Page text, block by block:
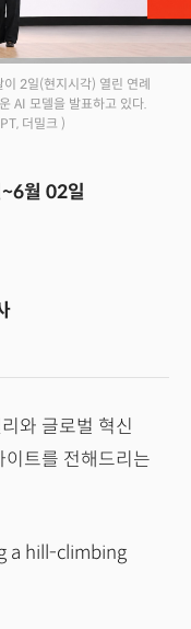
2일(현지시각) 열린 연례
AI 모델을 발표하고 있다.
더밀크 )
월 02일
와 글로벌 혁신
트를 전해드리는
a hill-climbing